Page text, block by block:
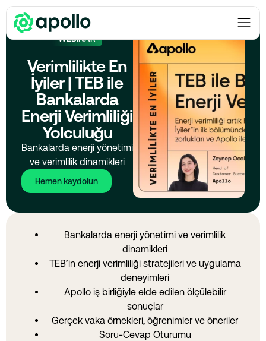
WEBINAR
Verimlilikte En
İyiler | TEB ile
Bankalarda
Enerji Verimliliği
Yolculuğu
Bankalarda enerji yönetimi
ve verimlilik dinamikleri
Hemen kaydolun
Bankalarda enerji yönetimi ve verimlilik
dinamikleri
TEB’in enerji verimliliği stratejileri ve uygulama
deneyimleri
Apollo iş birliğiyle elde edilen ölçülebilir
sonuçlar
Gerçek vaka örnekleri, öğrenimler ve öneriler
Soru-Cevap Oturumu